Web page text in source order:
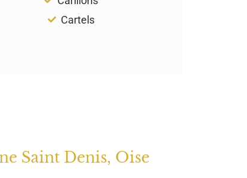
Cartels
Saint Denis, Oise